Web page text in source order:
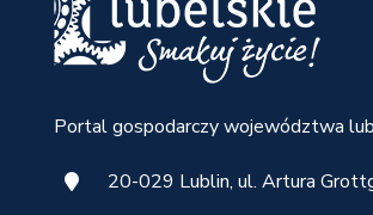
Portal gospodarczy województwa
20-029 Lublin, ul. Artura